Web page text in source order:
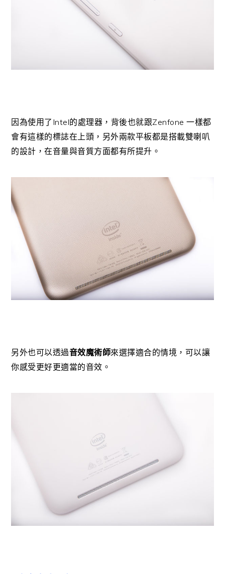
因為使用了 Intel的處理器，背後也就跟Zenfone一樣都
會有這樣的標誌在上頭，另外兩款平板都是搭載雙喇叭
的設計，在音量與音質方面都有所提升。
另外也可以透過音效魔術師來選擇適合的情境，可以讓
你感受更好更適當的音效。